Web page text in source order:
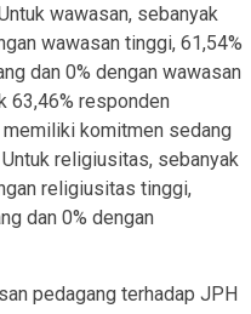
wawasan, sebanyak
wawasan tinggi, 61,54%
dan 0% dengan wawasan
63,46% responden
komitmen sedang
religiusitas, sebanyak
religiusitas tinggi,
dan 0% dengan
pedagang terhadap JPH